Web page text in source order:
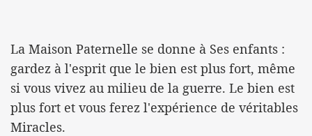
La Maison Paternelle se donne à Ses enfants :
gardez à l'esprit que le bien est plus fort, même
si vous vivez au milieu de la guerre. Le bien est
plus fort et vous ferez l'expérience de véritables
Miracles.